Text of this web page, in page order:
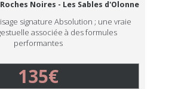
Noires - Les Sables d'Olonne
signature Absolution ; une vraie
associée à des formules
performantes
135€